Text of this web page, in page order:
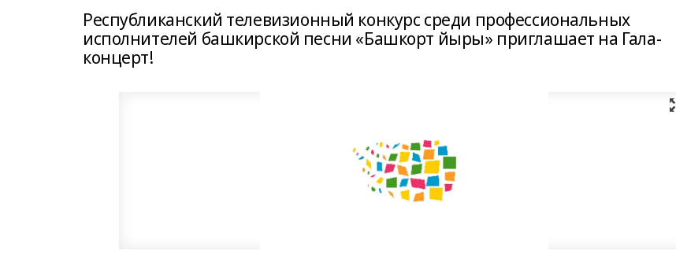
Республиканский телевизионный конкурс среди профессиональных
исполнителей башкирской песни «Башкорт йыры» приглашает на Гала-
концерт!